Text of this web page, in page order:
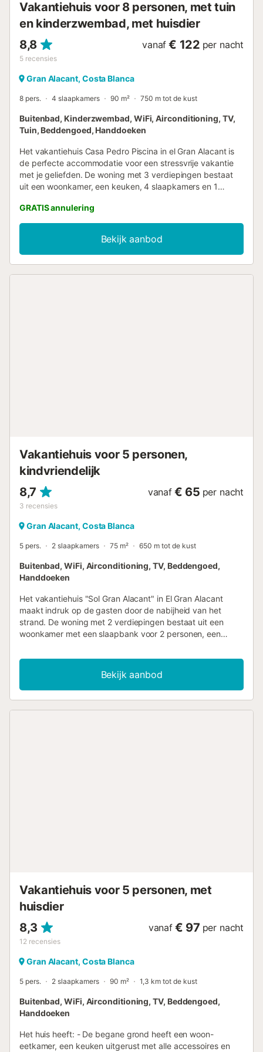
verhuurd aan groepen jongeren Res...
Vakantiehuis voor 8 personen, met tuin
en kinderzwembad, met huisdier
8,8
5 recensies
vanaf € 122 per nacht
Gran Alacant, Costa Blanca
8 pers. 4 slaapkamers 90 m² 750 m tot de kust
Buitenbad, Kinderzwembad, WiFi, Airconditioning, TV,
Tuin, Beddengoed, Handdoeken
Het vakantiehuis Casa Pedro Piscina in el Gran Alacant is
de perfecte accommodatie voor een stressvrije vakantie
met je geliefden. De woning met 3 verdiepingen bestaat
uit een woonkamer, een keuken, 4 slaapkamers en 1
personen. Extra voorzieningen zijn high-speed Wi-Fi
(geschikt voor videogesprekken), een tv, airconditioning,
een ventilator en een wasmachine. Een babybedje en een
kinderstoel zijn ook beschikbaar. Deze vakantiewoning
biedt een eigen buitenruimte met een open terras en
GRATIS annulering
Bekijk aanbod
Vakantiehuis voor 5 personen,
kindvriendelijk
8,7
3 recensies
vanaf € 65 per nacht
Gran Alacant, Costa Blanca
5 pers. 2 slaapkamers 75 m² 650 m tot de kust
Buitenbad, WiFi, Airconditioning, TV, Beddengoed,
Handdoeken
Het vakantiehuis "Sol Gran Alacant" in El Gran Alacant
maakt indruk op de gasten door de nabijheid van het
strand. De woning met 2 verdiepingen bestaat uit een
woonkamer met een slaapbank voor 2 personen, een
voor 6 personen. Beschikbare voorzieningen zijn onder
andere high-speed Wi-Fi (geschikt voor
videogesprekken), een tv, airconditioning, een
wasmachine en een vaatwasser. Een babybedje is ook
Bekijk aanbod
Vakantiehuis voor 5 personen, met
huisdier
8,3
12 recensies
vanaf € 97 per nacht
Gran Alacant, Costa Blanca
5 pers. 2 slaapkamers 90 m² 1,3 km tot de kust
Buitenbad, WiFi, Airconditioning, TV, Beddengoed,
Handdoeken
Het huis heeft: - De begane grond heeft een woon-
eetkamer, een keuken uitgerust met alle accessoires en